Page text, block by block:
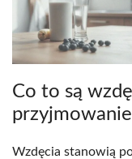
Co to są
Wzdęcia stanowią